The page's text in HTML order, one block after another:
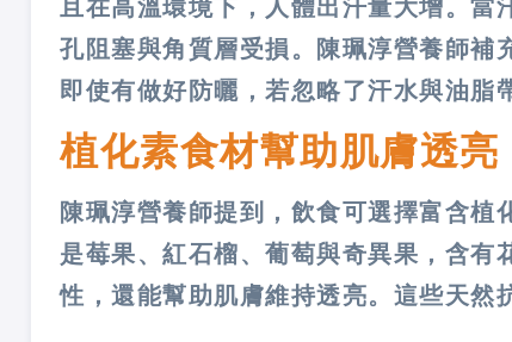
且在高溫環境下，人體出汗量大增。
孔阻塞與角質層受損。陳珮淳營養師補
即使有做好防曬，若忽略了汗水與油脂
植化素食材幫助肌膚透
陳珮淳營養師提到，飲食可選擇富含
是莓果、紅石榴、葡萄與奇異果，含有
性，還能幫助肌膚維持透亮。這些天然